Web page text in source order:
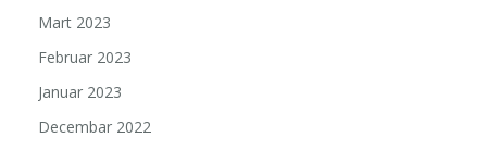
Mart 2023
Februar 2023
Januar 2023
Decembar 2022